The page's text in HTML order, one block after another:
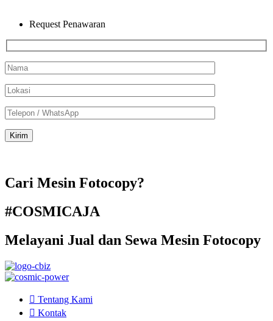
Request Penawaran
Cari Mesin Fotocopy?
#COSMICAJA
Melayani Jual dan Sewa Mesin Fotocopy
Tentang Kami
Kontak